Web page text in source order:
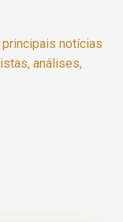
notícias
análises,